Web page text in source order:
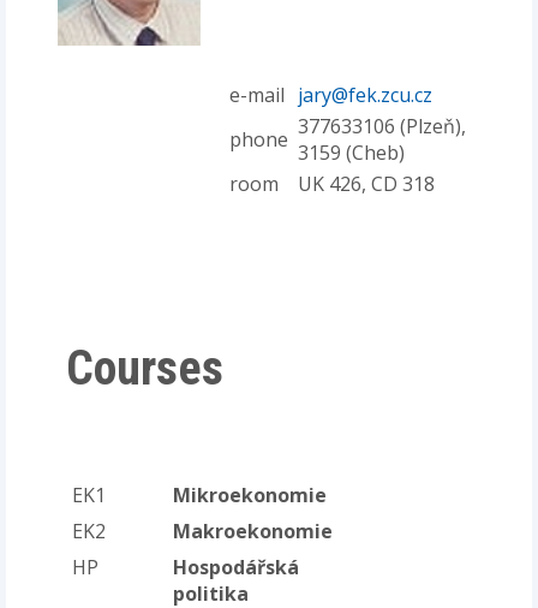
e-mail jary@fek.zcu.cz
phone 377633106 (Plzeň),
3159 (Cheb)
room
UK 426, CD 318
Courses
EK1
Mikroekonomie
EK2
Makroekonomie
HP
Hospodářská
politika